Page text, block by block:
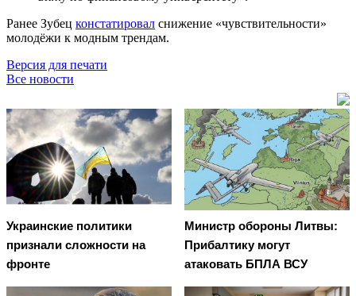
Ранее Зубец констатировал снижение «чувствительности»
молодёжи к модным трендам.
Версия для печати
Все новости
Украинские политики
признали сложности на
фронте
Министр обороны Литвы:
Прибалтику могут
атаковать БПЛА ВСУ